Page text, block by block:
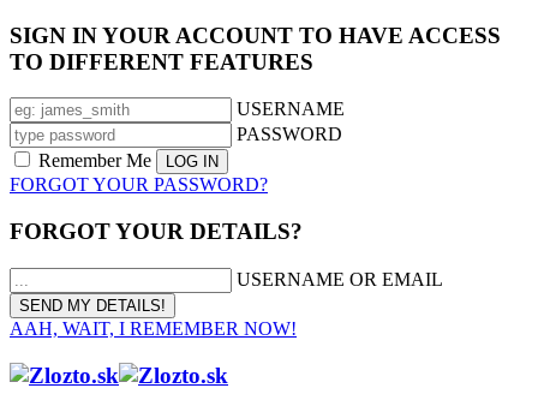
SIGN IN YOUR ACCOUNT TO HAVE ACCESS
TO DIFFERENT FEATURES
USERNAME
PASSWORD
Remember Me
FORGOT YOUR PASSWORD?
FORGOT YOUR DETAILS?
USERNAME OR EMAIL
AAH, WAIT, I REMEMBER NOW!